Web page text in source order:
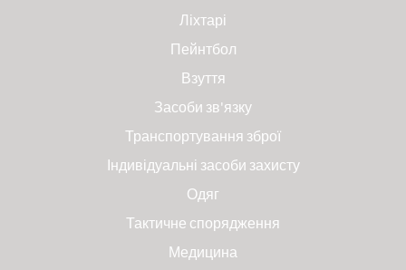
Ліхтарі
Пейнтбол
Взуття
Засоби зв'язку
Транспортування зброї
Індивідуальні засоби захисту
Одяг
Тактичне спорядження
Медицина